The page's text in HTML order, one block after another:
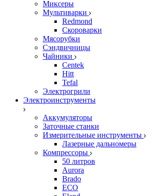
Миксеры
Мультиварки
Redmond
Скороварки
Мясорубки
Сэндвичницы
Чайники
Centek
Hitt
Tefal
Электрогрили
Электроинструменты
Аккумуляторы
Заточные станки
Измерительные инструменты
Лазерные дальномеры
Компрессоры
50 литров
Aurora
Brado
ECO